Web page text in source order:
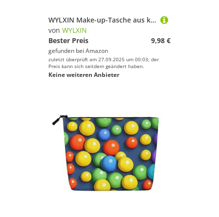
WYLXIN Make-up-Tasche aus künstlichem Hanf, mit roten Herzen, umweltfreundlich und langlebig, einfaches Design, einfache Aufbewahrung Ihrer Beauty-Essentials, Schwarz, Einheitsgröße
von WYLXIN
Bester Preis
9,98 €
gefunden bei Amazon
zuletzt überprüft am 27.09.2025 um 00:03; der
Preis kann sich seitdem geändert haben.
Keine weiteren Anbieter